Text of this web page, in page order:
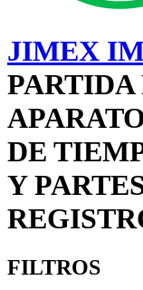
JIMEX
PARTIDA
DE
Y
FILTROS